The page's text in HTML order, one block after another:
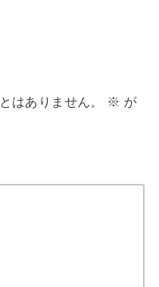
はありません。 ※ が